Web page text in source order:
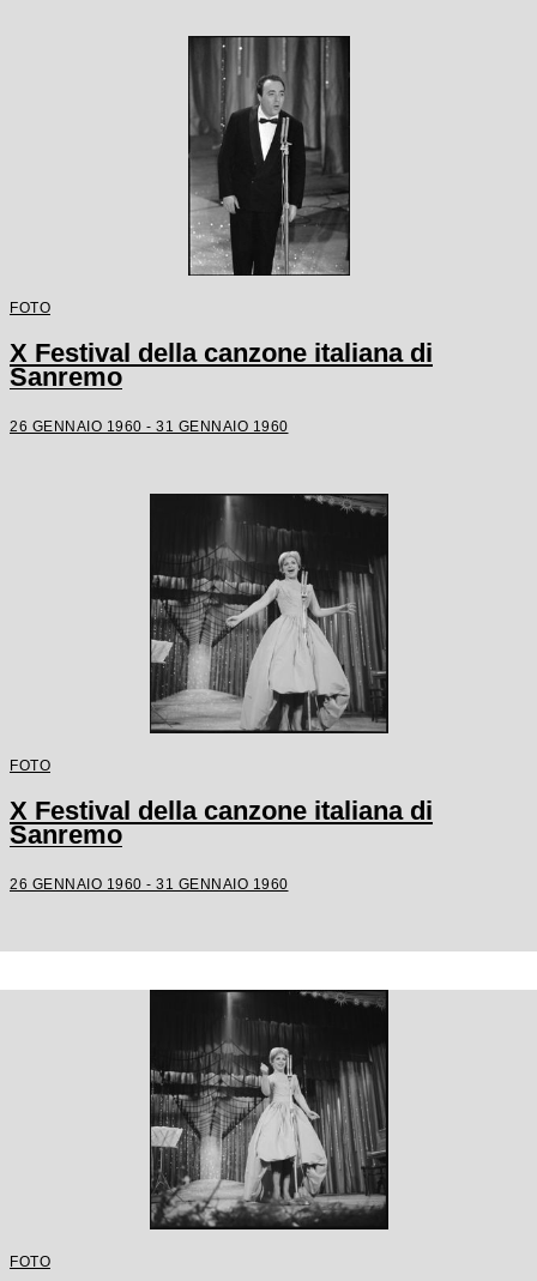
FOTO
X Festival della canzone italiana di
Sanremo
26 GENNAIO 1960 - 31 GENNAIO 1960
FOTO
X Festival della canzone italiana di
Sanremo
26 GENNAIO 1960 - 31 GENNAIO 1960
FOTO